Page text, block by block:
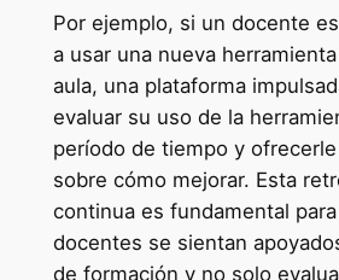
Por ejemplo, si un docente
a usar una nueva
aula, una plataforma
evaluar su uso de la
período de tiempo y
sobre cómo mejorar. Esta
continua es fundamental
docentes se sientan
de formación y no solo